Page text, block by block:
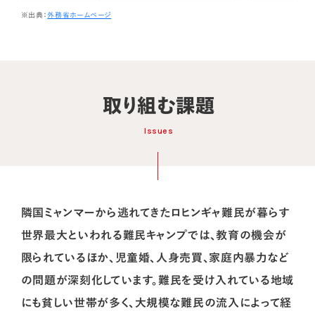
※出典：外務省ホームページ
取り組む課題
Issues
隣国ミャンマーから逃れてきたロヒンギャ難民が暮らす
世界最大といわれる難民キャンプでは、教育の機会が
限られているほか、児童婚、人身売買、家庭内暴力など
の問題が深刻化しています。難民を受け入れている地域
にも貧しい世帯が多く、大規模な難民の流入によって経